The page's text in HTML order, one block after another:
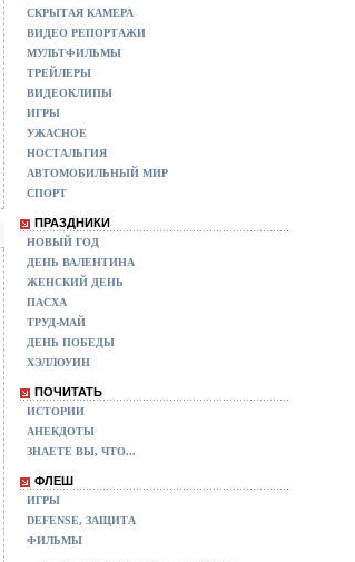
СКРЫТАЯ КАМЕРА
ВИДЕО РЕПОРТАЖИ
МУЛЬТФИЛЬМЫ
ТРЕЙЛЕРЫ
ВИДЕОКЛИПЫ
ИГРЫ
УЖАСНОЕ
НОСТАЛЬГИЯ
АВТОМОБИЛЬНЫЙ МИР
СПОРТ
ПРАЗДНИКИ
НОВЫЙ ГОД
ДЕНЬ ВАЛЕНТИНА
ЖЕНСКИЙ ДЕНЬ
ПАСХА
ТРУД-МАЙ
ДЕНЬ ПОБЕДЫ
ХЭЛЛОУИН
ПОЧИТАТЬ
ИСТОРИИ
АНЕКДОТЫ
ЗНАЕТЕ ВЫ, ЧТО...
ФЛЕШ
ИГРЫ
DEFENSE, ЗАЩИТА
ФИЛЬМЫ